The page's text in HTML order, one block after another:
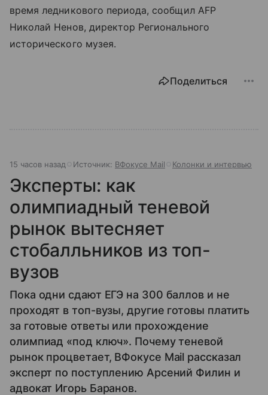
время ледникового периода, сообщил AFP
Николай Ненов, директор Регионального
исторического музея.
Поделиться
15 часов назад Источник: ВФокусе Mail Колонки и интервью
Эксперты: как
олимпиадный теневой
рынок вытесняет
стобалльников из топ-
вузов
Пока одни сдают ЕГЭ на 300 баллов и не
проходят в топ-вузы, другие готовы платить
за готовые ответы или прохождение
олимпиад «под ключ». Почему теневой
рынок процветает, ВФокусе Mail рассказал
эксперт по поступлению Арсений Филин и
адвокат Игорь Баранов.